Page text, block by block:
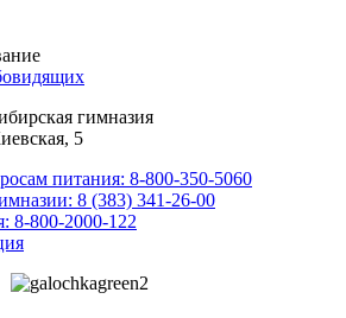
гимназия
5
питания: 8-800-350-5060
8 (383) 341-26-00
8-800-2000-122